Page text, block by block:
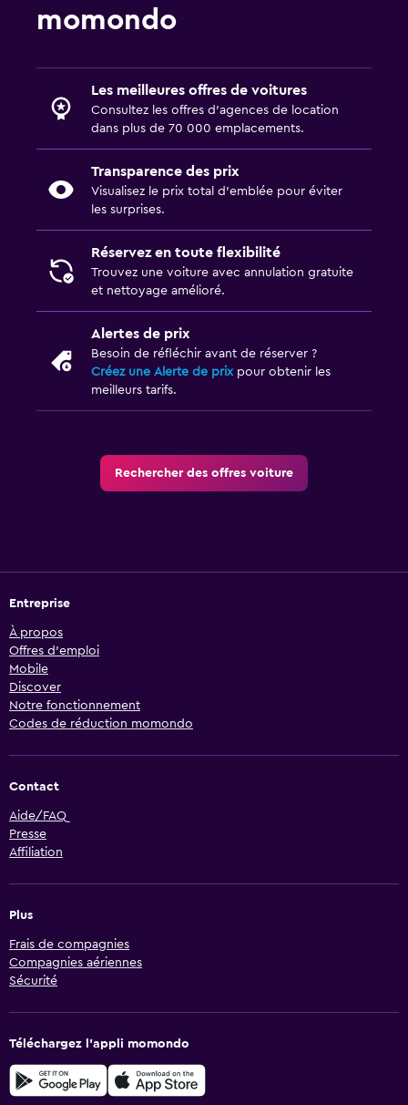
momondo
Les meilleures offres de voitures
Consultez les offres d’agences de location
dans plus de 70 000 emplacements.
Transparence des prix
Visualisez le prix total d’emblée pour éviter
les surprises.
Réservez en toute flexibilité
Trouvez une voiture avec annulation gratuite
et nettoyage amélioré.
Alertes de prix
Besoin de réfléchir avant de réserver ?
Créez une Alerte de prixpour obtenir les
meilleurs tarifs.
Rechercher des offres voiture
Entreprise
À propos
Offres d’emploi
Mobile
Discover
Notre fonctionnement
Codes de réduction momondo
Contact
Aide/FAQ
Presse
Affiliation
Plus
Frais de compagnies
Compagnies aériennes
Sécurité
Téléchargez l’appli momondo